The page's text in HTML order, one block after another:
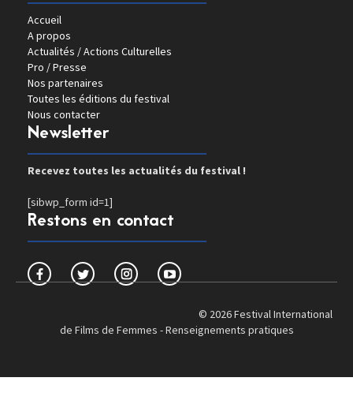
Accueil
A propos
Actualités / Actions Culturelles
Pro / Presse
Nos partenaires
Toutes les éditions du festival
Nous contacter
Newsletter
Recevez toutes les actualités du festival !
[sibwp_form id=1]
Restons en contact
© 2026 Festival International
de Films de Femmes -Renseignements pratiques